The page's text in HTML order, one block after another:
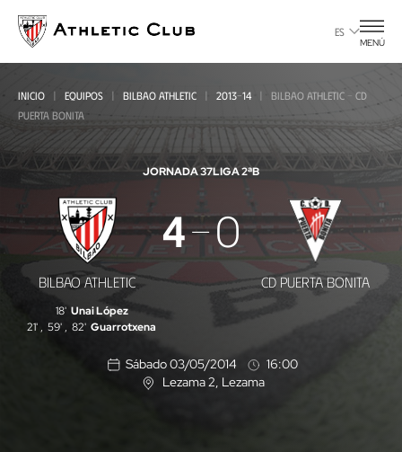
contenido
principal
ES
MENÚ
INICIO EQUIPOS BILBAO ATHLETIC 2013-14
BILBAO ATHLETIC - CD
PUERTA BONITA
JORNADA 37LIGA 2ªB
Bilbao
Athletic
-
CD
Puerta
BILBAO ATHLETIC
4 0
CD PUERTA BONITA
18' Unai López
21' , 59' , 82' Guarrotxena
Sábado 03/05/2014
16:00
U
Lezama 2, Lezama